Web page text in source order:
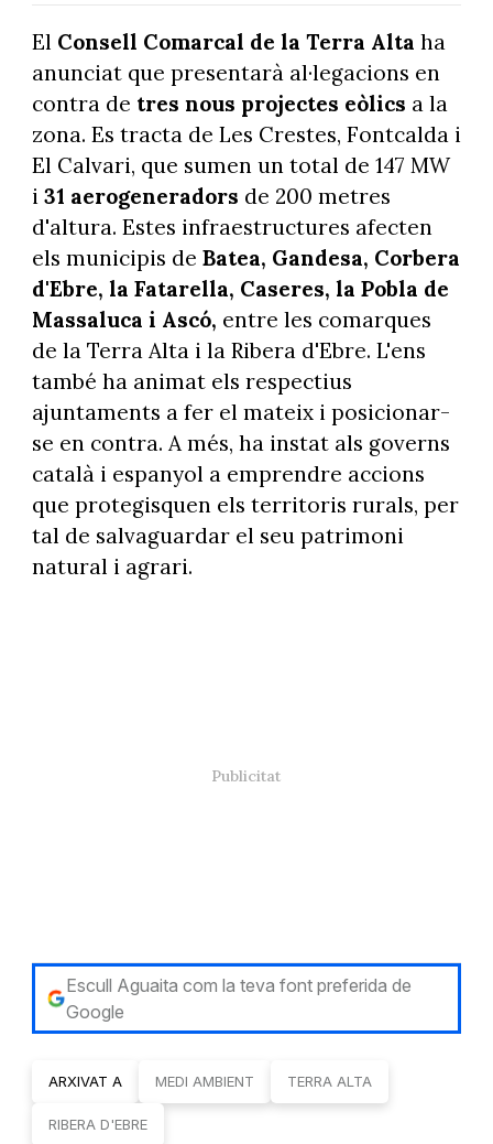
El Consell Comarcal de la Terra Alta ha
anunciat que presentarà al·legacions en
contra de tres nous projectes eòlics a la
zona. Es tracta de Les Crestes, Fontcalda i
El Calvari, que sumen un total de 147 MW
i 31 aerogeneradors de 200 metres
d'altura. Estes infraestructures afecten
els municipis de Batea, Gandesa, Corbera
d'Ebre, la Fatarella, Caseres, la Pobla de
Massaluca i Ascó, entre les comarques
de la Terra Alta i la Ribera d'Ebre. L'ens
també ha animat els respectius
ajuntaments a fer el mateix i posicionar-
se en contra. A més, ha instat als governs
català i espanyol a emprendre accions
que protegisquen els territoris rurals, per
tal de salvaguardar el seu patrimoni
natural i agrari.
Escull Aguaita com la teva font preferida de
Google
ARXIVAT A MEDI AMBIENT TERRA ALTA
RIBERA D'EBRE